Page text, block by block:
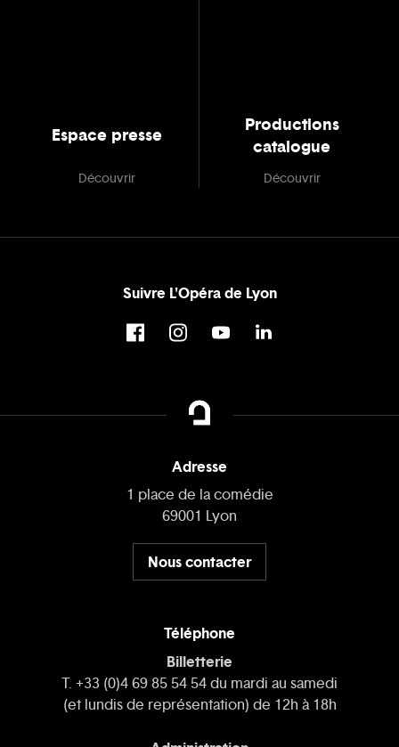
Espace presse
Découvrir
Productions
catalogue
Découvrir
Suivre L'Opéra de Lyon
Adresse
1 place de la comédie
69001 Lyon
Nous contacter
Téléphone
Billetterie
T. +33 (0)4 69 85 54 54 du mardi au samedi
(et lundis de représentation) de 12h à 18h